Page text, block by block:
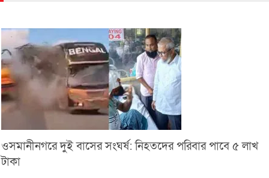
ওসমানীনগরে দুই বাসের সংঘর্ষ: নিহতদের পরিবার পাবে ৫ লাখ
টাকা